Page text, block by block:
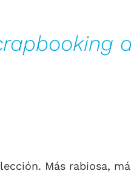
Más rabiosa,